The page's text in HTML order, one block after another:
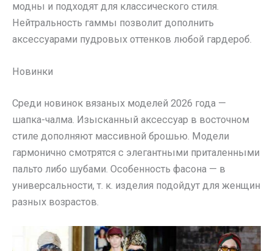
модны и подходят для классического стиля.
Нейтральность гаммы позволит дополнить
аксессуарами пудровых оттенков любой гардероб.
Новинки
Среди новинок вязаных моделей 2026 года —
шапка-чалма. Изысканный аксессуар в восточном
стиле дополняют массивной брошью. Модели
гармонично смотрятся с элегантными приталенными
пальто либо шубами. Особенность фасона — в
универсальности, т. к. изделия подойдут для женщин
разных возрастов.